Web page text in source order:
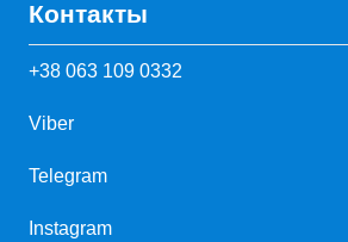
Контакты
+38 063 109 0332
Viber
Telegram
Instagram